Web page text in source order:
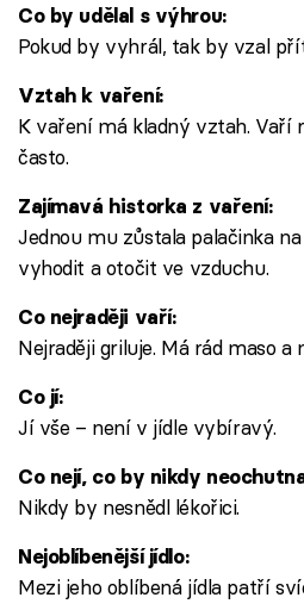
Co by udělal s výhrou:
Pokud by vyhrál, tak by vzal
Vztah k vaření:
K vaření má kladný vztah. Vaří
často.
Zajímavá historka z vaření:
Jednou mu zůstala palačinka
vyhodit a otočit ve vzduchu.
Co nejraději vaří:
Nejraději griluje. Má rád maso a
Co jí:
Jí vše – není v jídle vybíravý.
Co nejí, co by nikdy
Nikdy by nesnědl lékořici.
Nejoblíbenější jídlo:
Mezi jeho oblíbená jídla patří